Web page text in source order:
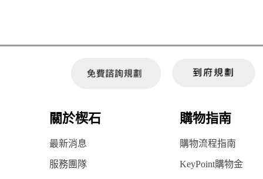
關於楔石 購物指南
最新消息 購物流程指南
服務團隊 KeyPoint購物金